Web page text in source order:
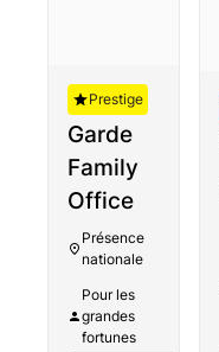
Avant-
Garde
Family
Office
Présence
nationale
Pour les
grandes
fortunes
Prestige